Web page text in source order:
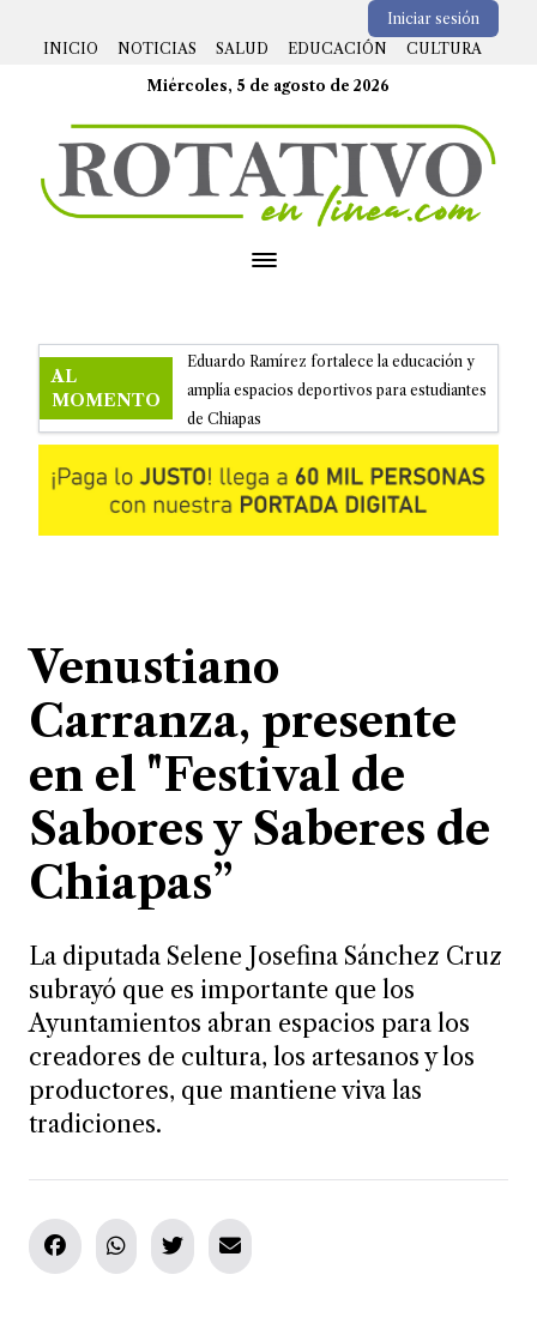
Iniciar sesión
INICIO
NOTICIAS SALUD EDUCACIÓN CULTURA
Miércoles, 5 de agosto de 2026
AL
MOMENTO
Eduardo Ramírez fortalece la educación y
amplía espacios deportivos para estudiantes
de Chiapas
Venustiano
Carranza, presente
en el "Festival de
Sabores y Saberes de
Chiapas”
La diputada Selene Josefina Sánchez Cruz
subrayó que es importante que los
Ayuntamientos abran espacios para los
creadores de cultura, los artesanos y los
productores, que mantiene viva las
tradiciones.